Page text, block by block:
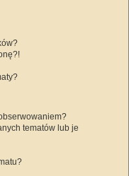
tematów lub je